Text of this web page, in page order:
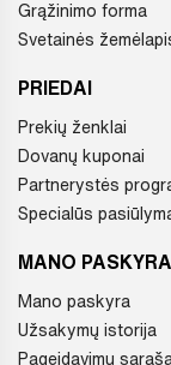
Grąžinimo forma
Svetainės
PRIEDAI
Prekių ženklai
Dovanų kuponai
Partnerystės
Specialūs
MANO PASKYRA
Mano paskyra
Užsakymų istorija
Pageidavimų